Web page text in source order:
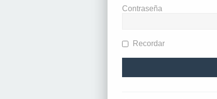
Contraseña
Recordar